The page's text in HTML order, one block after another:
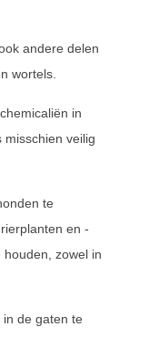
andere delen
wortels.
in
veilig
te
en -
zowel in
de gaten te